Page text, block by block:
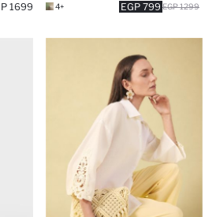
799 EGP 1299 EGP
+4
1699 EGP